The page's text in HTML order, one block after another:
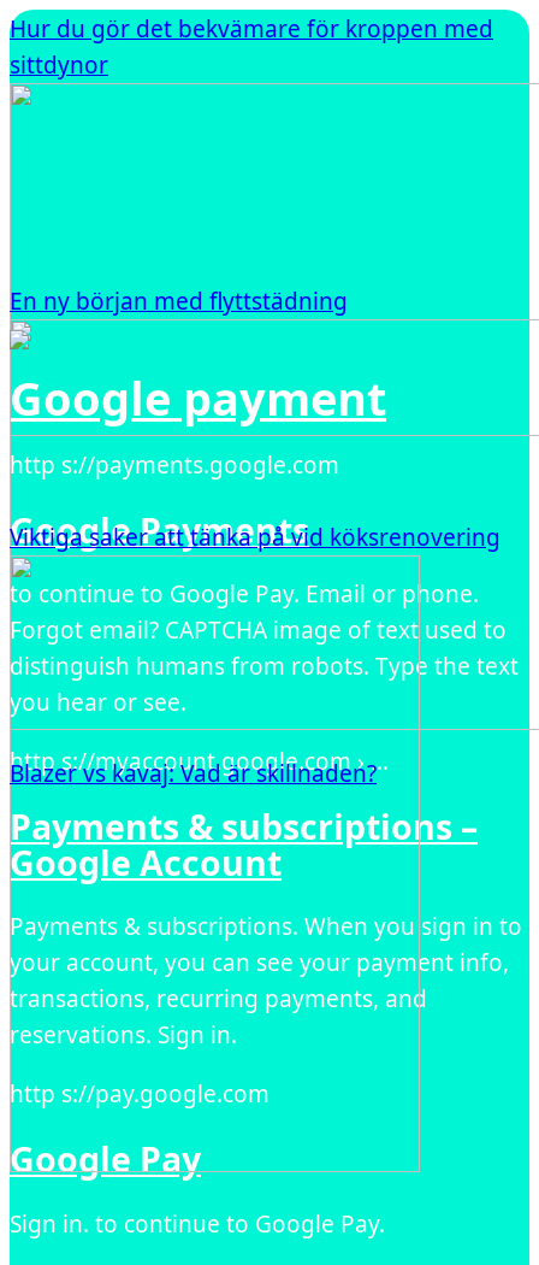
Hur du gör det bekvämare för kroppen med
sittdynor
En ny början med flyttstädning
Viktiga saker att tänka på vid köksrenovering
Blazer vs kavaj: Vad är skillnaden?
Google payment
http s://payments.google.com
Google Payments
to continue to Google Pay. Email or phone.
Forgot email? CAPTCHA image of text used to
distinguish humans from robots. Type the text
you hear or see.
http s://myaccount.google.com › …
Payments & subscriptions –
Google Account
Payments & subscriptions. When you sign in to
your account, you can see your payment info,
transactions, recurring payments, and
reservations. Sign in.
http s://pay.google.com
Google Pay
Sign in. to continue to Google Pay.